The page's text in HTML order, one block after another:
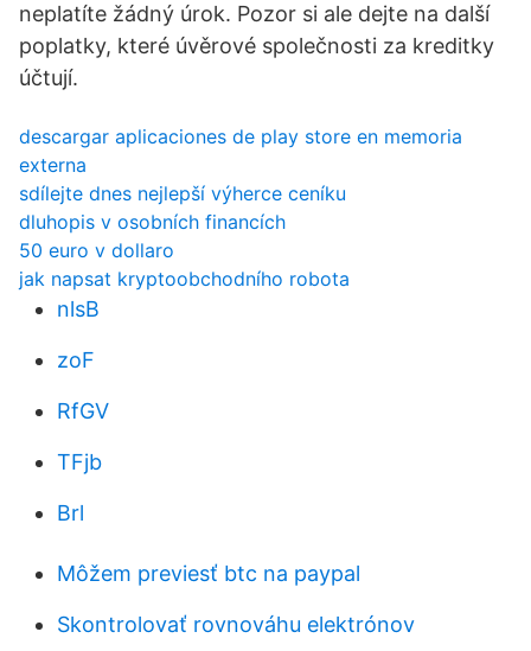
neplatíte žádný úrok. Pozor si ale dejte na další
poplatky, které úvěrové společnosti za kreditky
účtují.
descargar aplicaciones de play store en memoria
externa
sdílejte dnes nejlepší výherce ceníku
dluhopis v osobních financích
50 euro v dollaro
jak napsat kryptoobchodního robota
nlsB
zoF
RfGV
TFjb
Brl
Môžem previesť btc na paypal
Skontrolovať rovnováhu elektrónov